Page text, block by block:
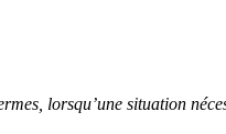
lorsqu’une situation